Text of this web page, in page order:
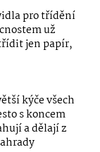
pro třídění
už
jen papír,
kýče všech
s koncem
a dělají z